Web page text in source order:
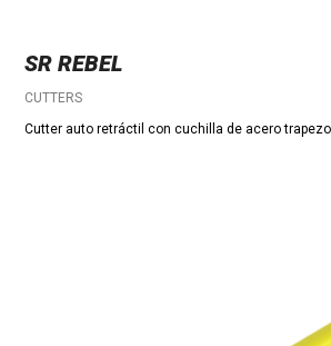
SR REBEL
CUTTERS
Cutter auto retráctil con cuchilla de acero